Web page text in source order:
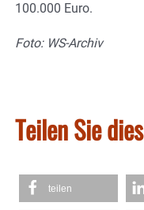
100.000 Euro.
Foto: WS-Archiv
Teilen Sie
teilen